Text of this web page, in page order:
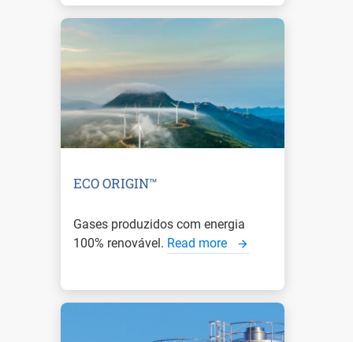
ECO ORIGIN™
Gases produzidos com energia
100% renovável. Read more